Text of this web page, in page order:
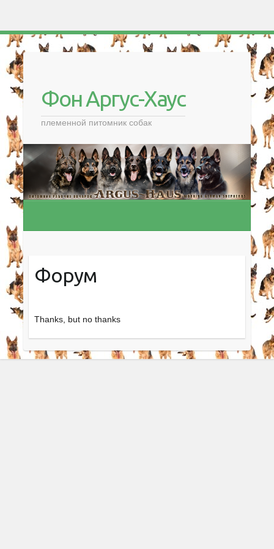
Фон Аргус-Хаус
племенной питомник собак
Форум
Thanks, but no thanks